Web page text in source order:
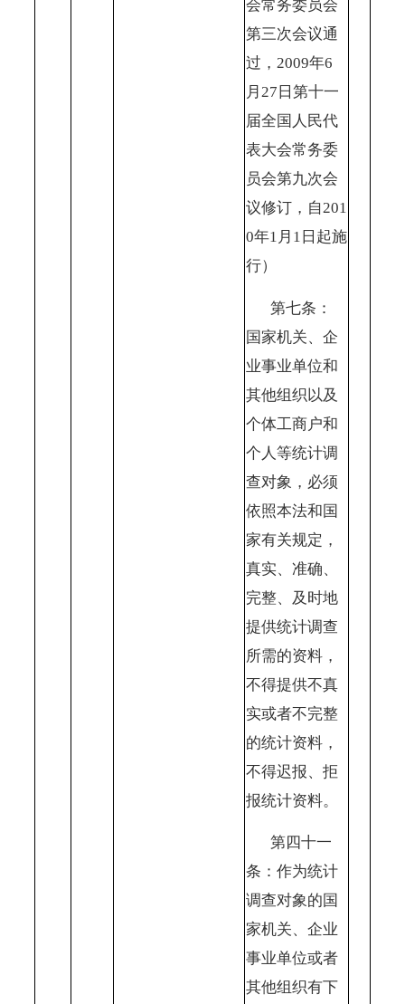
会常务委员会
第三次会议通
过，2009年6
月27日第十一
届全国人民代
表大会常务委
员会第九次会
议修订，自201
0年1月1日起施
行）
第七条：
国家机关、企
业事业单位和
其他组织以及
个体工商户和
个人等统计调
查对象，必须
依照本法和国
家有关规定，
真实、准确、
完整、及时地
提供统计调查
所需的资料，
不得提供不真
实或者不完整
的统计资料，
不得迟报、拒
报统计资料。
第四十一
条：作为统计
调查对象的国
家机关、企业
事业单位或者
其他组织有下